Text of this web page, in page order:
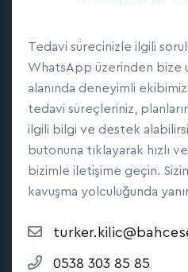
Tedavi sürecinizle ilgili
WhatsApp üzerinden bize
alanında deneyimli
tedavi süreçleriniz,
ilgili bilgi ve destek
butonuna tıklayarak hızlı
bizimle iletişime geçin.
kavuşma yolculuğunda
0538 303 85 85